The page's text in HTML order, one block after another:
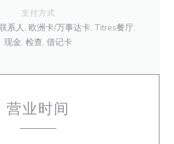
支付方式
系人, 欧洲卡/万事达卡, Titres餐厅,
现金, 检查, 借记卡
营业时间